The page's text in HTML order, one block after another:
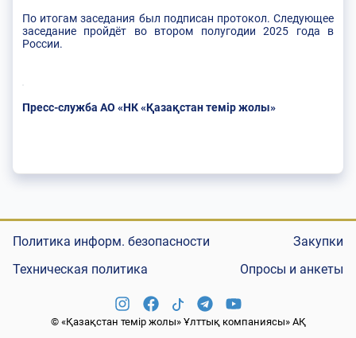
По итогам заседания был подписан протокол. Следующее
заседание пройдёт во втором полугодии 2025 года в
России.
Пресс-служба АО «НК «Қазақстан темір жолы»
Политика информ. безопасности
Закупки
Техническая политика
Опросы и анкеты
© «Қазақстан темір жолы» Ұлттық компаниясы» АҚ